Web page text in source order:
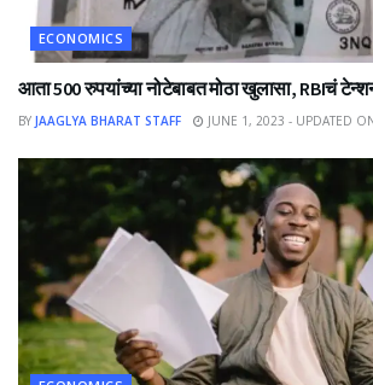
ECONOMICS
आता 500 रुपयांच्या नोटेबाबत मोठा खुलासा, RBIचं
BY JAAGLYA BHARAT STAFF JUNE 1, 2023 - UPDATED